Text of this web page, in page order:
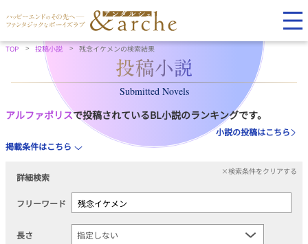
TOP 投稿小説 残念イケメンの検索結果
Submitted Novels
アルファポリスで投稿されているBL小説のランキングです。
小説の投稿はこちら
掲載条件はこちら
詳細検索
×検索条件をクリアする
フリーワード
長さ